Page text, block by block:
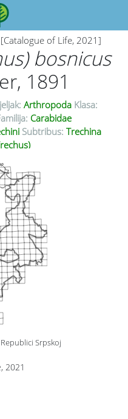
[Catalogue of Life, 2021]
bosnicus
1891
Arthropoda Klasa:
Carabidae
Subtribus: Trechina
2021
Srpskoj